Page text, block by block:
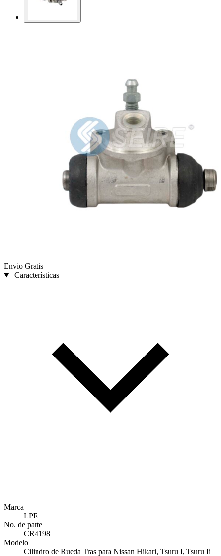
Envio Gratis
Características
Marca
LPR
No. de parte
CR4198
Modelo
Cilindro de Rueda Tras para Nissan Hikari, Tsuru I, Tsuru Ii